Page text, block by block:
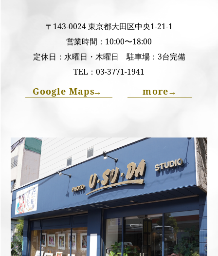
〒143-0024 東京都大田区中央1-21-1
営業時間：10:00〜18:00
定休日：水曜日・木曜日 駐車場：3台完備
TEL： 03-3771-1941
Google Maps→ more→